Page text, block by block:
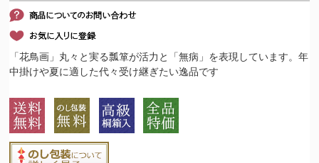
「花鳥画」丸々と実る瓢箪が活力と「無病」を表現しています。年
中掛けや夏に適した代々受け継ぎたい逸品です